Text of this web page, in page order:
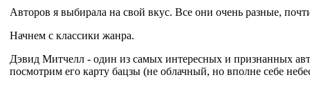
Авторов я выбирала на свой вкус. Все они очень разные,
Начнем с классики жанра.
Дэвид Митчелл - один из самых интересных и признанных
посмотрим его карту бацзы (не облачный, но вполне себе